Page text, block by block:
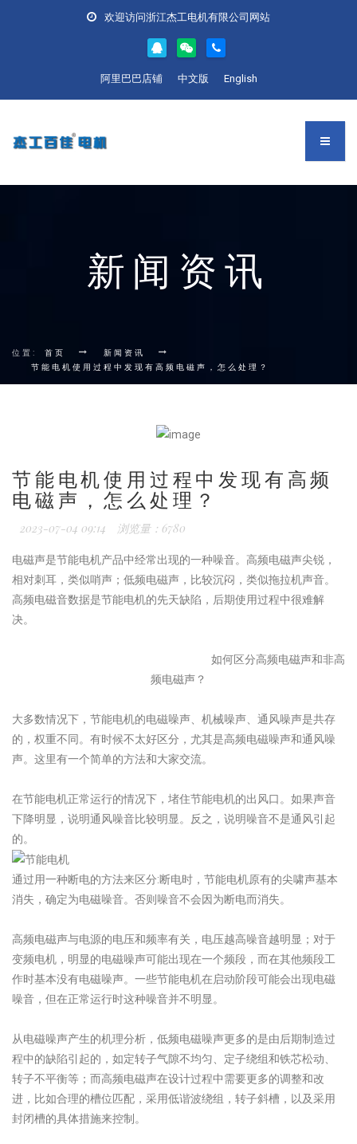
欢迎访问浙江杰工电机有限公司网站
阿里巴巴店铺 中文版 English
新闻资讯
位置: 首页
新闻资讯
节能电机使用过程中发现有高频电磁声，怎么处理？
节能电机使用过程中发现有高频
电磁声，怎么处理？
2023-07-04 09:14 浏览量：6780
电磁声是节能电机产品中经常出现的一种噪音。高频电磁声尖锐，
相对刺耳，类似哨声；低频电磁声，比较沉闷，类似拖拉机声音。
高频电磁音数据是节能电机的先天缺陷，后期使用过程中很难解
决。
如何区分高频电磁声和非高
频电磁声？
大多数情况下，节能电机的电磁噪声、机械噪声、通风噪声是共存
的，权重不同。有时候不太好区分，尤其是高频电磁噪声和通风噪
声。这里有一个简单的方法和大家交流。
在节能电机正常运行的情况下，堵住节能电机的出风口。如果声音
下降明显，说明通风噪音比较明显。反之，说明噪音不是通风引起
的。
通过用一种断电的方法来区分:断电时，节能电机原有的尖啸声基本
消失，确定为电磁噪音。否则噪音不会因为断电而消失。
高频电磁声与电源的电压和频率有关，电压越高噪音越明显；对于
变频电机，明显的电磁噪声可能出现在一个频段，而在其他频段工
作时基本没有电磁噪声。一些节能电机在启动阶段可能会出现电磁
噪音，但在正常运行时这种噪音并不明显。
从电磁噪声产生的机理分析，低频电磁噪声更多的是由后期制造过
程中的缺陷引起的，如定转子气隙不均匀、定子绕组和铁芯松动、
转子不平衡等；而高频电磁声在设计过程中需要更多的调整和改
进，比如合理的槽位匹配，采用低谐波绕组，转子斜槽，以及采用
封闭槽的具体措施来控制。